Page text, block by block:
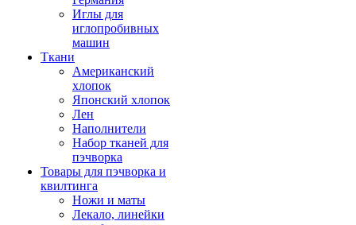
Иглы для
иглопробивных
машин
Ткани
Американский
хлопок
Японский хлопок
Лен
Наполнители
Набор тканей для
пэчворка
Товары для пэчворка и
квилтинга
Ножи и маты
Лекало, линейки